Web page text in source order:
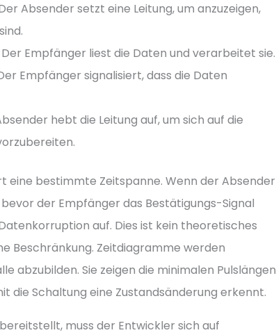
Absender setzt eine Leitung, um anzuzeigen,
Empfänger liest die Daten und verarbeitet sie.
Empfänger signalisiert, dass die Daten
hebt die Leitung auf, um sich auf die
eine bestimmte Zeitspanne. Wenn der Absender
der Empfänger das Bestätigungs-Signal
auf. Dies ist kein theoretisches
Beschränkung. Zeitdiagramme werden
abzubilden. Sie zeigen die minimalen Pulslängen
die Schaltung eine Zustandsänderung erkennt.
muss der Entwickler sich auf